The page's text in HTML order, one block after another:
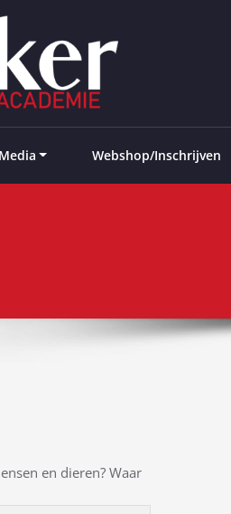
Webshop/Inschrijven
en dieren? Waar